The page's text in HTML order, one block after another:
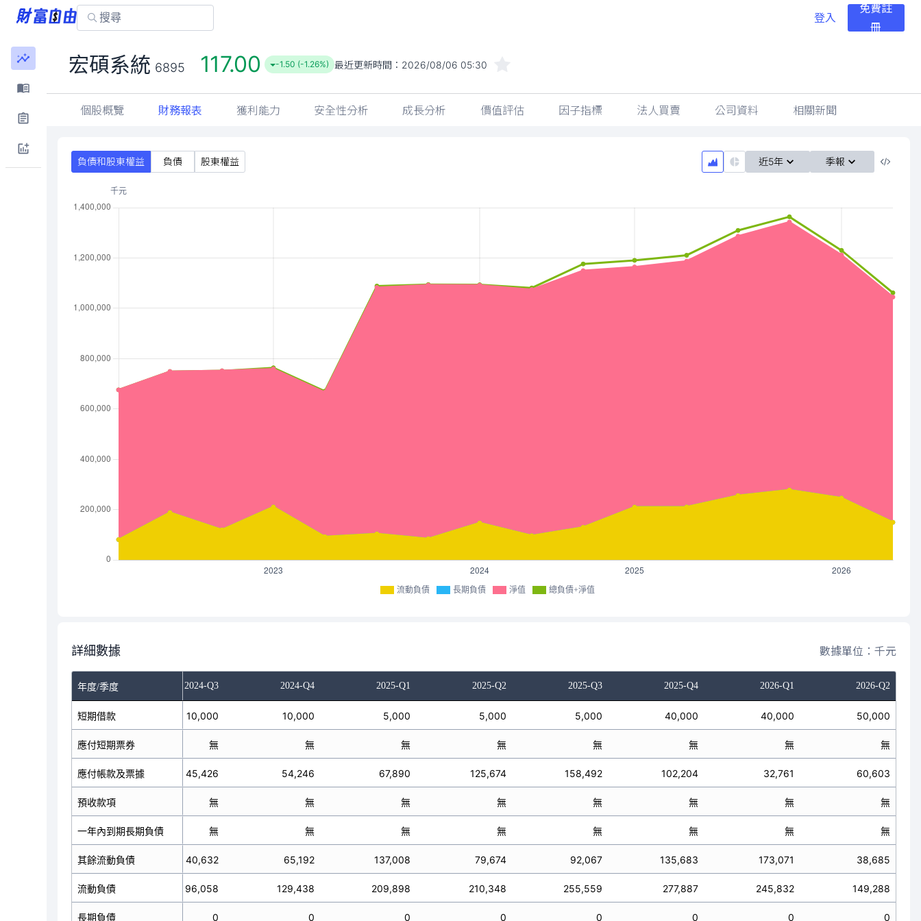
登入
免費註
冊
宏碩系統 6895 117.00 -1.50 (-1.26%) 最近更新時間： 2026/08/06 05:30
個股概覽 財務報表 獲利能力 安全性分析 成長分析 價值評估 因子指標 法人買賣 公司資料 相關新聞
負債和股東權益 負債 股東權益 近5年 季報
流動負債 長期負債 淨值 總負債+淨值
詳細數據 數據單位：千元
年度/季度
2024-Q1 2024-Q3 2024-Q4 2025-Q1 2025-Q2 2025-Q3 2025-Q4 2026-Q1 2026-Q2
短期借款
應付短期票券
應付帳款及票據
預收款項
一年內到期長期負債
其餘流動負債
流動負債
長期負債
10,000 10,000 10,000 5,000 5,000 5,000 40,000 40,000 50,000
無 無 無 無 無 無 無 無 無
19,374 45,426 54,246 67,890 125,674 158,492 102,204 32,761 60,603
無 無 無 無 無 無 無 無 無
無 無 無 無 無 無 無 無 無
117,402 40,632 65,192 137,008 79,674 92,067 135,683 173,071 38,685
146,776 96,058 129,438 209,898 210,348 255,559 277,887 245,832 149,288
0 0 0 0 0 0 0 0